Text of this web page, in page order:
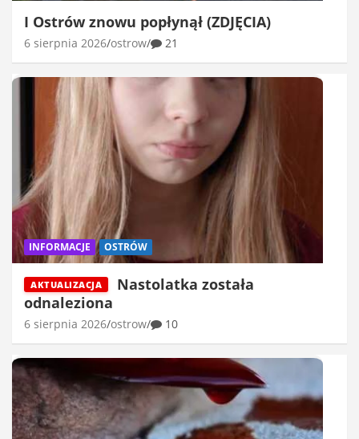
I Ostrów znowu popłynął (ZDJĘCIA)
6 sierpnia 2026 ostrow 21
INFORMACJE OSTRÓW
AKTUALIZACJA
Nastolatka została
odnaleziona
6 sierpnia 2026 ostrow 10